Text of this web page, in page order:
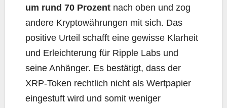
um rund 70 Prozent nach oben und zog
andere Kryptowährungen mit sich. Das
positive Urteil schafft eine gewisse Klarheit
und Erleichterung für Ripple Labs und
seine Anhänger. Es bestätigt, dass der
XRP-Token rechtlich nicht als Wertpapier
eingestuft wird und somit weniger